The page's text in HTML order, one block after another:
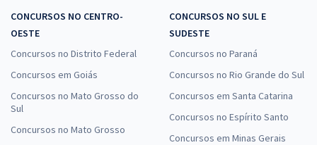
CONCURSOS NO CENTRO-
OESTE
Concursos no Distrito Federal
Concursos em Goiás
Concursos no Mato Grosso do
Sul
Concursos no Mato Grosso
CONCURSOS NO SUL E
SUDESTE
Concursos no Paraná
Concursos no Rio Grande do Sul
Concursos em Santa Catarina
Concursos no Espírito Santo
Concursos em Minas Gerais